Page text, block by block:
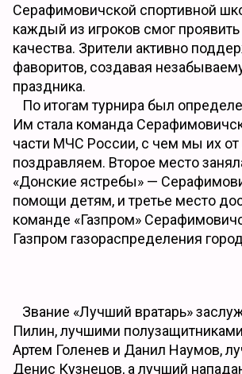
Серафимовичской спортивной
каждый из игроков смог
качества. Зрители активно
фаворитов, создавая
праздника.
По итогам турнира был
Им стала команда
части МЧС России, с чем мы их
поздравляем. Второе место
«Донские ястребы» —
помощи детям, и третье место
команде «Газпром»
Газпром газораспределения
Звание «Лучший вратарь»
Пилин, лучшими
Артем Голенев и Данил Наумов,
Денис Кузнецов, а лучший